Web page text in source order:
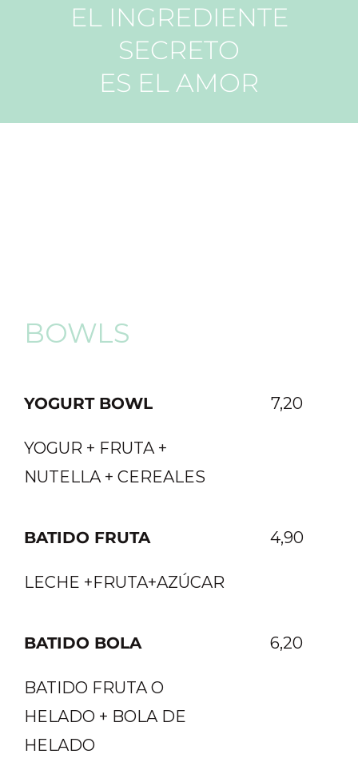
EL INGREDIENTE
SECRETO
ES EL AMOR
BOWLS
YOGURT BOWL
YOGUR + FRUTA +
NUTELLA + CEREALES
7,20
BATIDO FRUTA
LECHE +FRUTA+AZÚCAR
4,90
BATIDO BOLA
BATIDO FRUTA O
HELADO + BOLA DE
HELADO
6,20